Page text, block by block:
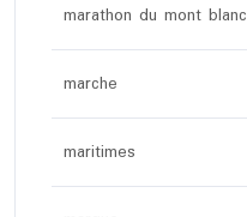
marathon du mont blanc
marche
maritimes